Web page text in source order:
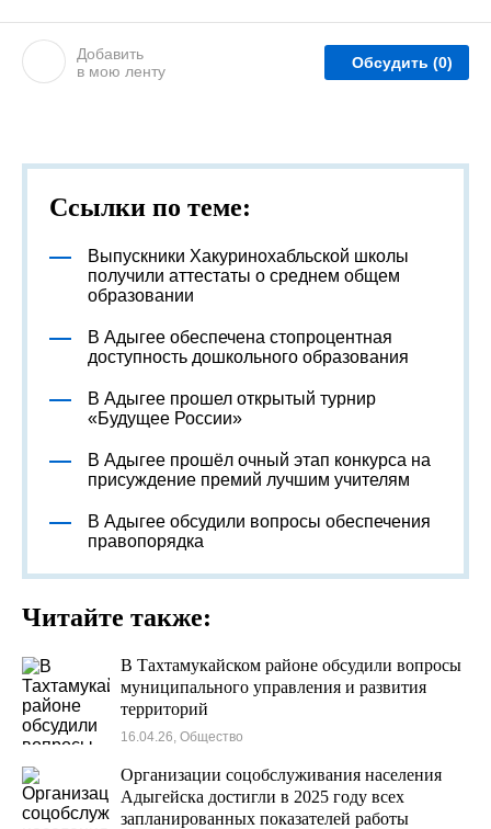
Добавить
в мою ленту
Обсудить (0)
Ссылки по теме:
Выпускники Хакуринохабльской школы
получили аттестаты о среднем общем
образовании
В Адыгее обеспечена стопроцентная
доступность дошкольного образования
В Адыгее прошел открытый турнир
«Будущее России»
В Адыгее прошёл очный этап конкурса на
присуждение премий лучшим учителям
В Адыгее обсудили вопросы обеспечения
правопорядка
Читайте также:
В Тахтамукайском районе обсудили вопросы
муниципального управления и развития
территорий
16.04.26, Общество
Организации соцобслуживания населения
Адыгейска достигли в 2025 году всех
запланированных показателей работы